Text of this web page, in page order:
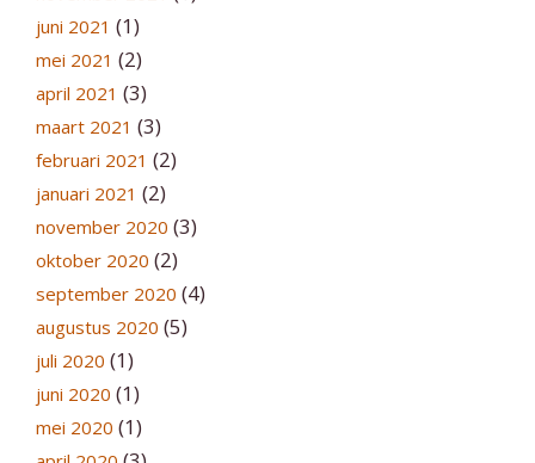
juni 2021 (1)
mei 2021 (2)
april 2021 (3)
maart 2021 (3)
februari 2021 (2)
januari 2021 (2)
november 2020 (3)
oktober 2020 (2)
september 2020 (4)
augustus 2020 (5)
juli 2020 (1)
juni 2020 (1)
mei 2020 (1)